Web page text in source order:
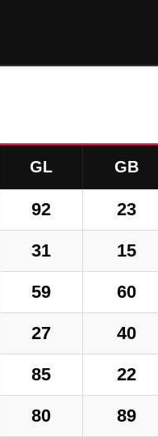
GL GB
92 23
31 15
59 60
27 40
85 22
80 89